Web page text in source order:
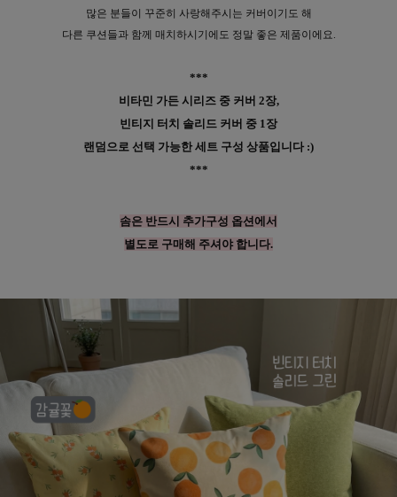
많은 분들이 꾸준히 사랑해주시는 커버이기도 해
다른 쿠션들과 함께 매치하시기에도 정말 좋은 제품이에요.
***
비타민 가든 시리즈 중 커버 2장,
빈티지 터치 솔리드 커버 중 1장
랜덤으로 선택 가능한 세트 구성 상품입니다 :)
***
솜은 반드시 추가구성 옵션에서
별도로 구매해 주셔야 합니다.